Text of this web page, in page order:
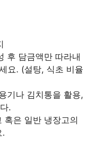
후 담금액만 따라내
요. (설탕, 식초 비율
기나 김치통을 활용,
.
은 일반 냉장고의
.